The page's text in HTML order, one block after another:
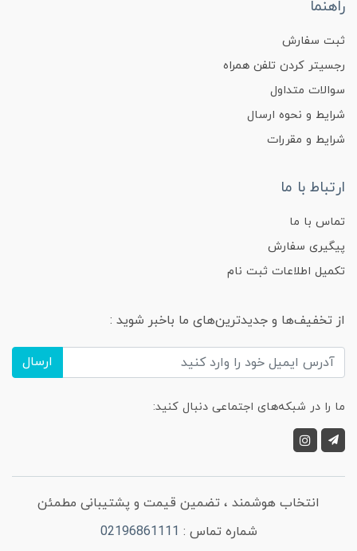
راهنما
ثبت سفارش
رجسیتر کردن تلفن همراه
سوالات متداول
شرایط و نحوه ارسال
شرایط و مقررات
ارتباط با ما
تماس با ما
پیگیری سفارش
تکمیل اطلاعات ثبت نام
از تخفیف‌ها و جدیدترین‌های ما باخبر شوید :
ارسال
ما را در شبکه‌های اجتماعی دنبال کنید:
انتخاب هوشمند ، تضمین قیمت و پشتیبانی مطمئن
شماره تماس : 02196861111